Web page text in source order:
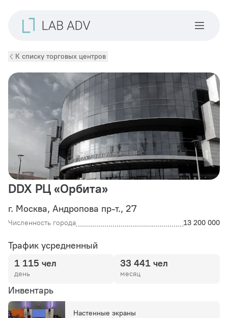
К списку торговых центров
Инвентарь
Настенные экраны
DDX РЦ «Орбита»
г. Москва, Андропова пр-т., 27
Численность города 13 200 000
Трафик усредненный
1 115 чел
день
33 441 чел
месяц